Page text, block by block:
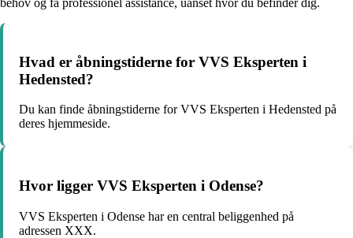
behov og få professionel assistance, uanset hvor du befinder dig.
Hvad er åbningstiderne for VVS Eksperten i
Hedensted?
Du kan finde åbningstiderne for VVS Eksperten i Hedensted på
deres hjemmeside.
Hvor ligger VVS Eksperten i Odense?
VVS Eksperten i Odense har en central beliggenhed på
adressen XXX.